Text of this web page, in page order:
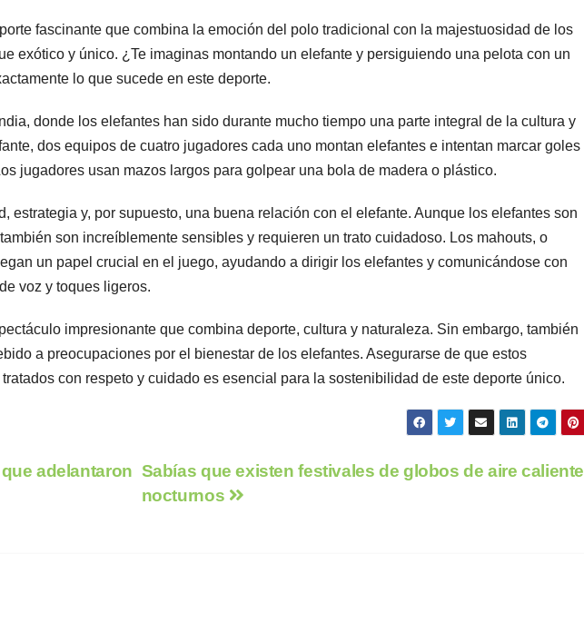
fascinante que combina la emoción del polo tradicional con la majestuosidad de los
exótico y único. ¿Te imaginas montando un elefante y persiguiendo una pelota con un
lo que sucede en este deporte.
donde los elefantes han sido durante mucho tiempo una parte integral de la cultura y
dos equipos de cuatro jugadores cada uno montan elefantes e intentan marcar goles
jugadores usan mazos largos para golpear una bola de madera o plástico.
estrategia y, por supuesto, una buena relación con el elefante. Aunque los elefantes son
son increíblemente sensibles y requieren un trato cuidadoso. Los mahouts, o
un papel crucial en el juego, ayudando a dirigir los elefantes y comunicándose con
voz y toques ligeros.
impresionante que combina deporte, cultura y naturaleza. Sin embargo, también
a preocupaciones por el bienestar de los elefantes. Asegurarse de que estos
con respeto y cuidado es esencial para la sostenibilidad de este deporte único.
Sabías que existen festivales de globos de aire caliente
nocturnos
adelantaron